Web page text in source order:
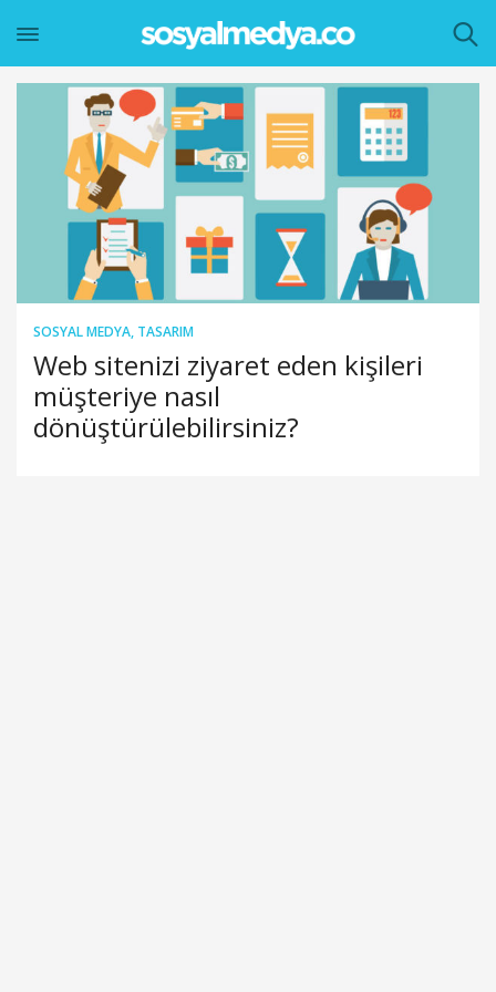
SOSYAL MEDYA, TASARIM
Web sitenizi ziyaret eden kişileri
müşteriye nasıl
dönüştürülebilirsiniz?